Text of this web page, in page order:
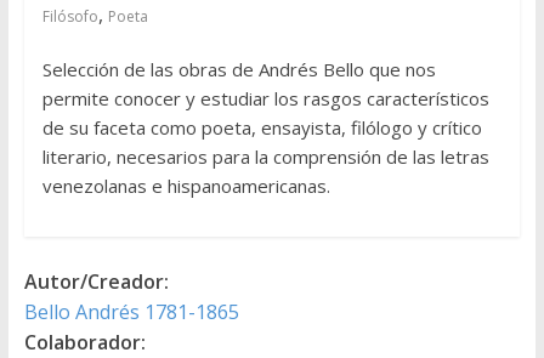
Filósofo, Poeta
Selección de las obras de Andrés Bello que nos
permite conocer y estudiar los rasgos característicos
de su faceta como poeta, ensayista, filólogo y crítico
literario, necesarios para la comprensión de las letras
venezolanas e hispanoamericanas.
Autor/Creador:
Bello Andrés 1781-1865
Colaborador: